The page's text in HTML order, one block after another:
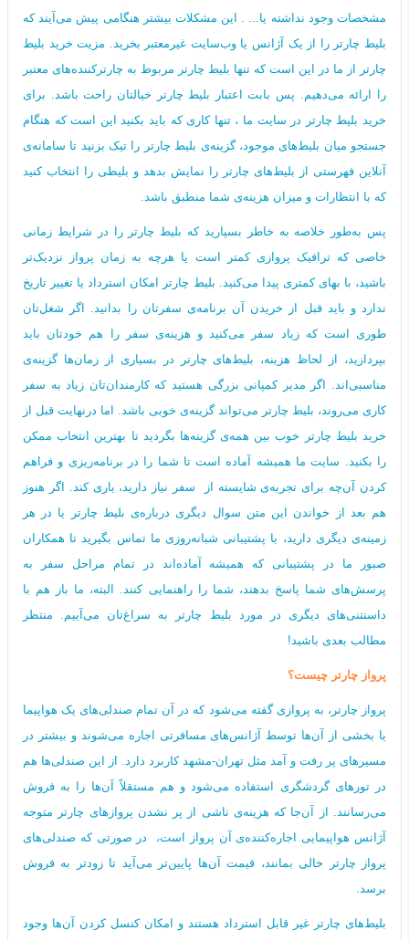
مشخصات وجود نداشته یا... . این مشکلات بیشتر هنگامی پیش می‌آیند که
بلیط چارتر را از یک آژانس یا وب‌سایت غیرمعتبر بخرید. مزیت خرید بلیط
چارتر از ما در این است که تنها بلیط چارتر مربوط به چارترکننده‌های معتبر
را ارائه می‌دهیم. پس بابت اعتبار بلیط چارتر خیالتان راحت باشد. برای
خرید بلیط چارتر در سایت ما ، تنها کاری که باید بکنید این است که هنگام
جستجو میان بلیط‌های موجود، گزینه‌ی بلیط چارتر را تیک بزنید تا سامانه‌ی
آنلاین فهرستی از بلیط‌های چارتر را نمایش بدهد و بلیطی را انتخاب کنید
که با انتظارات و میزان هزینه‌ی شما منطبق باشد.
پس به‌طور خلاصه به خاطر بسپارید که بلیط چارتر را در شرایط زمانی
خاصی که ترافیک پروازی کمتر است یا هرچه به زمان پرواز نزدیک‌تر
باشید، با بهای کمتری پیدا می‌کنید. بلیط چارتر امکان استرداد یا تغییر تاریخ
ندارد و باید قبل از خریدن آن برنامه‌ی سفرتان را بدانید. اگر شغل‌تان
طوری است که زیاد سفر می‌کنید و هزینه‌ی سفر را هم خودتان باید
بپردازید، از لحاظ هزینه، بلیط‌های چارتر در بسیاری از زمان‌ها گزینه‌ی
مناسبی‌اند. اگر مدیر کمپانی بزرگی هستید که کارمندان‌تان زیاد به سفر
کاری می‌روند، بلیط چارتر می‌تواند گزینه‌ی خوبی باشد. اما درنهایت قبل از
خرید بلیط چارتر خوب بین همه‌ی گزینه‌ها بگردید تا بهترین انتخاب ممکن
را بکنید. سایت ما همیشه آماده است تا شما را در برنامه‌ریزی و فراهم
کردن آن‌چه برای تجربه‌ی شایسته از سفر نیاز دارید، یاری کند. اگر هنوز
هم بعد از خواندن این متن سوال دیگری درباره‌ی بلیط چارتر یا در هر
زمینه‌ی دیگری دارید، با پشتیبانی شبانه‌روزی ما تماس بگیرید تا همکاران
صبور ما در پشتیبانی که همیشه آماده‌اند در تمام مراحل سفر به
پرسش‌های شما پاسخ بدهند، شما را راهنمایی کنند. البته، ما باز هم با
داسنتنی‌های دیگری در مورد بلیط چارتر به سراغ‌تان می‌آییم. منتظر
مطالب بعدی باشید!
پرواز چارتر چیست؟
پرواز چارتر، به پروازی گفته می‌شود که در آن تمام صندلی‌های یک هواپیما
یا بخشی از آن‌ها توسط آژانس‌های مسافرتی اجاره می‌شوند و بیشتر در
مسیرهای پر رفت و آمد مثل تهران-مشهد کاربرد دارد. از این صندلی‌ها هم
در تورهای گردشگری استفاده می‌شود و هم مستقلاً آن‌ها را به فروش
می‌رسانند. از آن‌جا که هزینه‌ی ناشی از پر نشدن پروازهای چارتر متوجه
آژانس هواپیمایی اجاره‌کننده‌ی آن پرواز است، در صورتی که صندلی‌های
پرواز چارتر خالی بمانند، قیمت آن‌ها پایین‌تر می‌آید تا زودتر به فروش
برسد.
بلیط‌های چارتر غیر قابل استرداد هستند و امکان کنسل کردن آن‌ها وجود